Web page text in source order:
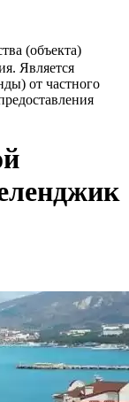
(объекта)
Является
от частного